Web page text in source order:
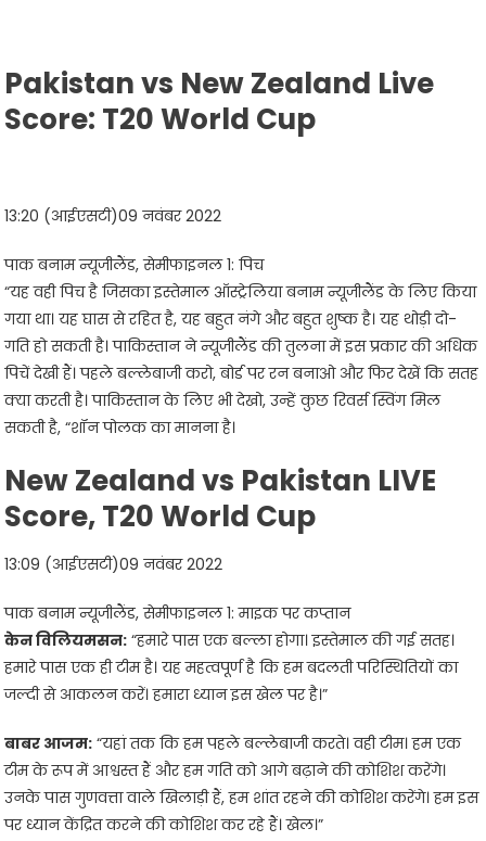
Pakistan vs New Zealand Live
Score: T20 World Cup
13:20 (आईएसटी)09 नवंबर 2022
पाक बनाम न्यूजीलैंड, सेमीफाइनल 1: पिच
“यह वही पिच है जिसका इस्तेमाल ऑस्ट्रेलिया बनाम न्यूजीलैंड के लिए किया
गया था। यह घास से रहित है, यह बहुत नंगे और बहुत शुष्क है। यह थोड़ी दो-
गति हो सकती है। पाकिस्तान ने न्यूजीलैंड की तुलना में इस प्रकार की अधिक
पिचें देखी हैं। पहले बल्लेबाजी करो, बोर्ड पर रन बनाओ और फिर देखें कि सतह
क्या करती है। पाकिस्तान के लिए भी देखो, उन्हें कुछ रिवर्स स्विंग मिल
सकती है, “शॉन पोलक का मानना ​​​​है।
New Zealand vs Pakistan LIVE
Score, T20 World Cup
13:09 (आईएसटी)09 नवंबर 2022
पाक बनाम न्यूजीलैंड, सेमीफाइनल 1: माइक पर कप्तान
केन विलियमसन: “हमारे पास एक बल्ला होगा। इस्तेमाल की गई सतह।
हमारे पास एक ही टीम है। यह महत्वपूर्ण है कि हम बदलती परिस्थितियों का
जल्दी से आकलन करें। हमारा ध्यान इस खेल पर है।”
बाबर आजम: “यहां तक ​​कि हम पहले बल्लेबाजी करते। वही टीम। हम एक
टीम के रूप में आश्वस्त हैं और हम गति को आगे बढ़ाने की कोशिश करेंगे।
उनके पास गुणवत्ता वाले खिलाड़ी हैं, हम शांत रहने की कोशिश करेंगे। हम इस
पर ध्यान केंद्रित करने की कोशिश कर रहे हैं। खेल।”